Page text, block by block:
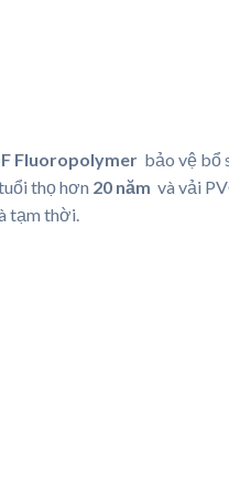
Fluoropolymer bảo vệ bổ
thọ hơn 20 năm và vải
tạm thời.